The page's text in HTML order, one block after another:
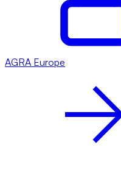
AGRA Europe